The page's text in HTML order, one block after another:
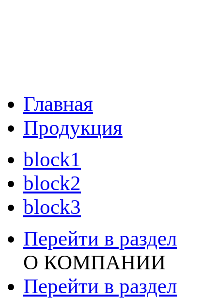
Главная
Продукция
block1
block2
block3
Перейти в раздел
О КОМПАНИИ
Перейти в раздел